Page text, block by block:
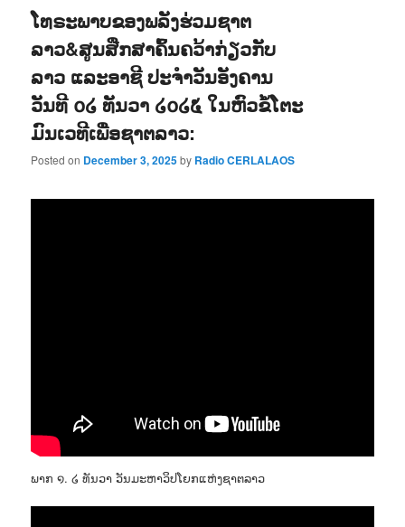
ໂທຣະພາບຂອງພລັງຮ່ວມຊາຕ
ລາວ&ສູນສືກສາຄົ້ນຄວ້າກ່ຽວກັບ
ລາວ ແລະອາຊີ ປະຈຳວັນອັງຄານ
ວັນທີ ໐໒ ທັນວາ ໒໐໒໕ ໃນຫົວຂໍ້ໂຕະ
ມົນເວທີເພື່ອຊາຕລາວ:
Posted on December 3, 2025by Radio CERLALAOS
ພາກ ໑. ໒ ທັນວາ ວັນມະຫາວິປໂຍກແຫ່ງຊາຕລາວ